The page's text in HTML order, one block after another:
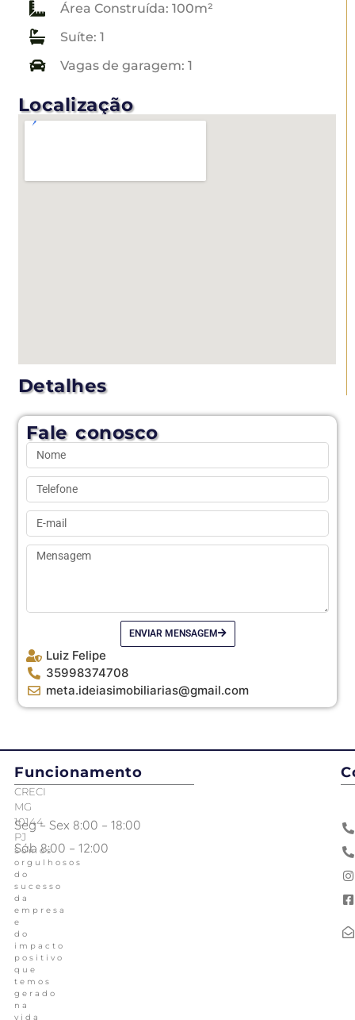
Área Construída: 100m²
Suíte: 1
Vagas de garagem: 1
Localização
Detalhes
Fale conosco
ENVIAR MENSAGEM
Luiz Felipe
35998374708
meta.ideiasimobiliarias@gmail.com
CRECI
MG
10144
PJ
Somos
orgulhosos
do
sucesso
da
empresa
e
do
impacto
positivo
que
temos
gerado
na
vida
Funcionamento
Seg – Sex 8:00 – 18:00
Sáb 8:00 – 12:00